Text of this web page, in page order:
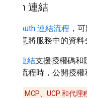
OAuth 連結
OAuth 連結流程 ，
者會同意將服務中的資
OAuth 連結支援授權碼和
授權碼流程時，公開授權
對於 MCP、UCP 和代